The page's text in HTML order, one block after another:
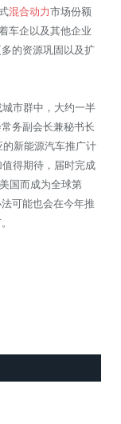
混合动力市场份额
车企以及其他企业
的资源巩固以及扩
市群中，大约一半
务副会长兼秘书长
新能源汽车推广计
得期待，届时完成
美国而成为全球第
可能也会在今年推